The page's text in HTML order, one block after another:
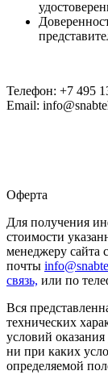
Телефон: +7 495
Email:
Оферта
Для получения
стоимости
менеджеру сайта
почты
связь, или по
Вся
технических
условий
ни при каких
определяемой